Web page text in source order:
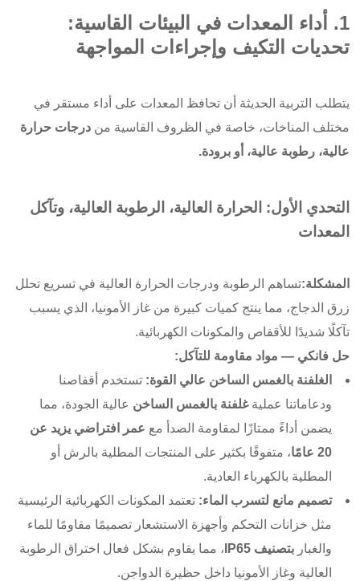
1. أداء المعدات في البيئات القاسية:
تحديات التكيف وإجراءات المواجهة
يتطلب التربية الحديثة أن تحافظ المعدات على أداء مستقر في
مختلف المناخات، خاصة في الظروف القاسية مندرجات حرارة
عالية، رطوبة عالية، أو برودة.
التحدي الأول: الحرارة العالية، الرطوبة العالية، وتآكل
المعدات
المشكلة:تساهم الرطوبة ودرجات الحرارة العالية في تسريع تحلل
زرق الدجاج، مما ينتج كميات كبيرة من غاز الأمونيا، الذي يسبب
تآكلًا شديدًا للأقفاص والمكونات الكهربائية.
حل فانكي — مواد مقاومة للتآكل:
الغلفنة بالغمس الساخن عالي القوة: تستخدم أقفاصنا
ودعاماتنا عمليةغلفنة بالغمس الساخن عالية الجودة، مما
يضمن أداءً ممتازًا لمقاومة الصدأ مع عمر افتراضي يزيد عن
20 عامًا
، متفوقًا بكثير على المنتجات المطلية بالرش أو
المطلية بالكهرباء العادية.
تصميم مانع لتسرب الماء: تعتمد المكونات الكهربائية الرئيسية
مثل خزانات التحكم وأجهزة الاستشعار تصميمًا مقاومًا للماء
والغباربتصنيف IP65
، مما يقاوم بشكل فعال اختراق الرطوبة
العالية وغاز الأمونيا داخل حظيرة الدواجن.